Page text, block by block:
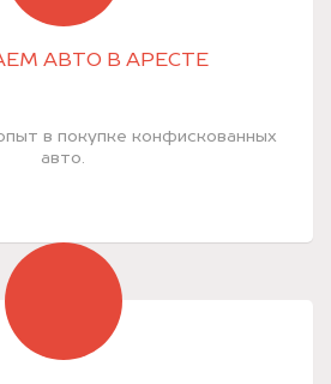
АВТО В АРЕСТЕ
в покупке конфискованных
авто.